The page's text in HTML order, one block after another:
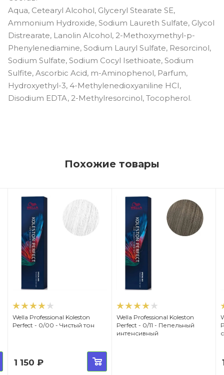
Aqua, Cetearyl Alcohol, Glyceryl Stearate SE,
Ammonium Hydroxide, Sodium Laureth Sulfate, Glycol
Distrearate, Lanolin Alcohol, 2-Methoxymethyl-p-
Phenylenediamine, Sodium Lauryl Sulfate, Resorcinol,
Sodium Sulfate, Sodium Cocyl Isethioate, Sodium
Sulfite, Ascorbic Acid, m-Aminophenol, Parfum,
Hydroxyethyl-3, 4-Methylenedioxyaniline HCI,
Disodium EDTA, 2-Methylresorcinol, Tocopherol.
Похожие товары
Wella Professional Koleston
Perfect - 0/00 - Чистый тон
1 150 ₽
Wella Professional Koleston
Perfect - 0/11 - Пепельный
интенсивный